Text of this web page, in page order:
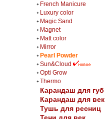
French Manicure
Luxury color
Magic Sand
Magnet
Matt color
Mirror
Pearl Powder
Sun&Cloud
Opti Grow
Thermo
Карандаш для губ
Карандаш для век
Тушь для ресниц